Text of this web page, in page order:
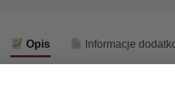
Opis Informacje